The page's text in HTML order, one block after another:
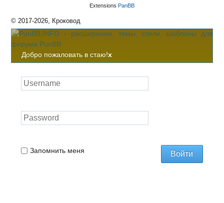
Extensions PanBB
© 2017-2026, Кроковод
Добро пожаловать в стаю!x
Запомнить меня